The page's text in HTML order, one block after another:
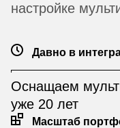
настройке
Давно в
Оснащаем
уже 20 лет
Масштаб